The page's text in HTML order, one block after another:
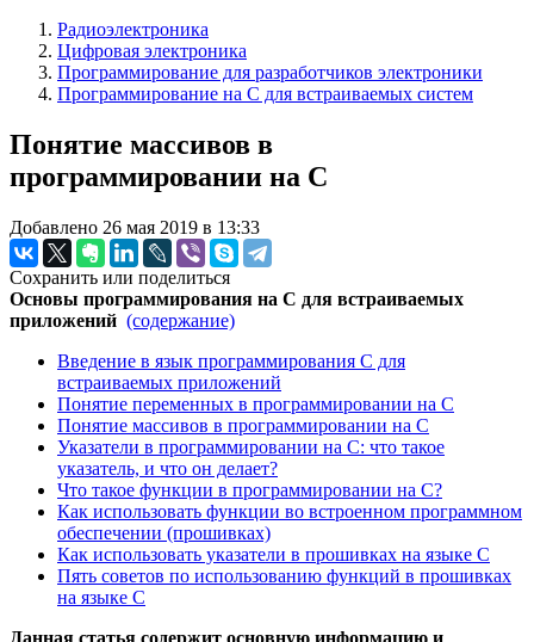
Радиоэлектроника
Цифровая электроника
Программирование для разработчиков электроники
Программирование на C для встраиваемых систем
Понятие массивов в
программировании на C
Добавлено 26 мая 2019 в 13:33
Сохранить или поделиться
Основы программирования на C для встраиваемых
приложений (содержание)
Введение в язык программирования C для
встраиваемых приложений
Понятие переменных в программировании на C
Понятие массивов в программировании на C
Указатели в программировании на C: что такое
указатель, и что он делает?
Что такое функции в программировании на C?
Как использовать функции во встроенном программном
обеспечении (прошивках)
Как использовать указатели в прошивках на языке C
Пять советов по использованию функций в прошивках
на языке C
Данная статья содержит основную информацию и